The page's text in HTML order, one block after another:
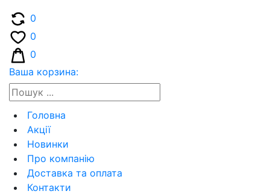
0
0
0
Ваша корзина:
Головна
Акції
Новинки
Про компанію
Доставка та оплата
Контакти